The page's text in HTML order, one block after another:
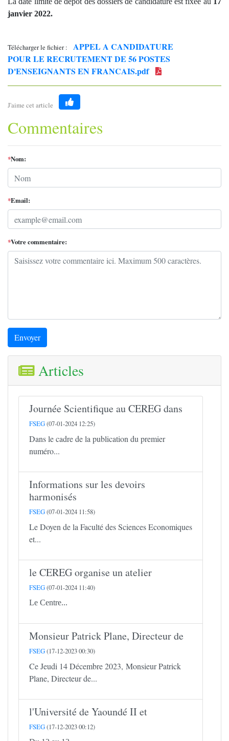
janvier 2022.
Télécharger le fichier :
APPEL A CANDIDATURE
POUR LE RECRUTEMENT DE 56 POSTES
D'ENSEIGNANTS EN FRANCAIS.pdf
J'aime cet article
Like
Commentaires
*Nom:
*Email:
*Votre commentaire:
Envoyer
Articles
Journée Scientifique au CEREG dans
FSEG(07-01-2024 12:25)
Dans le cadre de la publication du premier
numéro...
Informations sur les devoirs
harmonisés
FSEG(07-01-2024 11:58)
Le Doyen de la Faculté des Sciences Economiques
et...
le CEREG organise un atelier
FSEG(07-01-2024 11:40)
Le Centre...
Monsieur Patrick Plane, Directeur de
FSEG(17-12-2023 00:30)
Ce Jeudi 14 Décembre 2023, Monsieur Patrick
Plane, Directeur de...
l'Université de Yaoundé II et
FSEG(17-12-2023 00:12)